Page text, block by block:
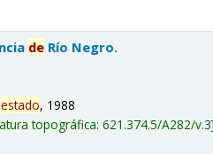
de Río Negro.
estado, 1988
topográfica:621.374.5/A282/v.3